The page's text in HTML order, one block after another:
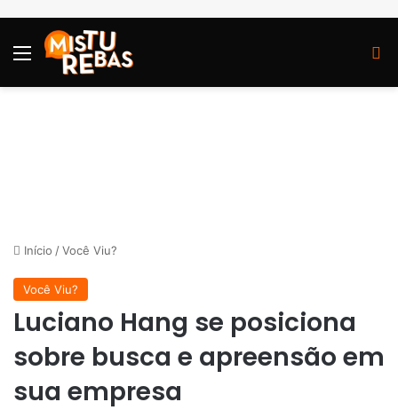
Menu
Início /Você Viu?
Você Viu?
Luciano Hang se posiciona
sobre busca e apreensão em
sua empresa